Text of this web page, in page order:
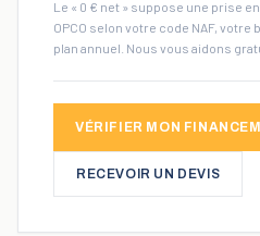
Le « 0 € net » suppose une prise
OPCO selon votre code NAF,
plan annuel. Nous vous aidons
VÉRIFIER MON
RECEVOIR UN DEVIS